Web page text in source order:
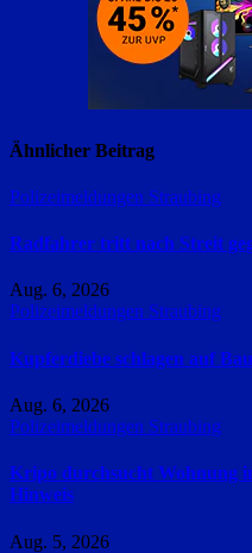
Ähnlicher Beitrag
Polizeimeldungen Straubing
Radfahrer tritt nach Streit
Aug. 6, 2026
Polizeimeldungen Straubing
Kupferdiebe schlagen auf
Aug. 6, 2026
Polizeimeldungen Straubing
Kripo durchsucht Wohnung
Hinweis
Aug. 5, 2026